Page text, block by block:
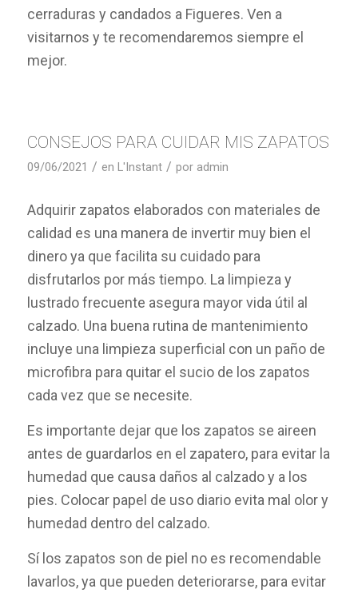
cerraduras y candados a Figueres. Ven a
visitarnos y te recomendaremos siempre el
mejor.
CONSEJOS PARA CUIDAR MIS ZAPATOS
09/06/2021 / en L'Instant / por admin
Adquirir zapatos elaborados con materiales de
calidad es una manera de invertir muy bien el
dinero ya que facilita su cuidado para
disfrutarlos por más tiempo. La limpieza y
lustrado frecuente asegura mayor vida útil al
calzado. Una buena rutina de mantenimiento
incluye una limpieza superficial con un paño de
microfibra para quitar el sucio de los zapatos
cada vez que se necesite.
Es importante dejar que los zapatos se aireen
antes de guardarlos en el zapatero, para evitar la
humedad que causa daños al calzado y a los
pies. Colocar papel de uso diario evita mal olor y
humedad dentro del calzado.
Sí los zapatos son de piel no es recomendable
lavarlos, ya que pueden deteriorarse, para evitar